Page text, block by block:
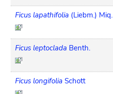
Ficus lapathifolia (Liebm.) Miq.
Ficus leptoclada Benth.
Ficus longifolia Schott